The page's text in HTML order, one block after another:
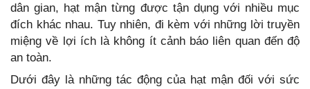
dân gian, hạt mận từng được tận dụng với nhiều mục
đích khác nhau. Tuy nhiên, đi kèm với những lời truyền
miệng về lợi ích là không ít cảnh báo liên quan đến độ
an toàn.
Dưới đây là những tác động của hạt mận đối với sức